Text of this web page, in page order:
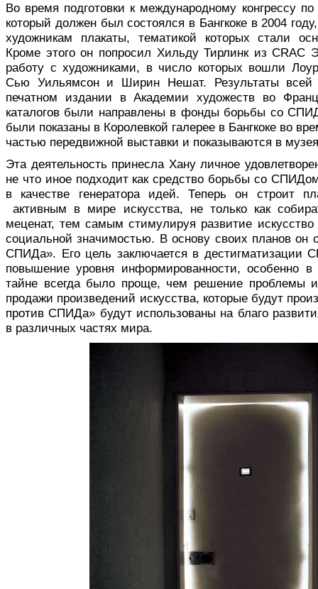
Во время подготовки к международному конгрессу
который должен был состоялся в Бангкоке в 2004
художникам плакаты, тематикой которых стали
Кроме этого он попросил Хильду Тирлинк из CRAC
работу с художниками, в число которых вошли
Сью Уильямсон и Ширин Нешат. Результаты
печатном издании в Академии художеств во
каталогов были направлены в фонды борьбы со
были показаны в Королевкой галерее в Бангкоке во
частью передвижной выставки и показываются в
Эта деятельность принесла Хану личное
не что иное подходит как средство борьбы со
в качестве генератора идей. Теперь он строит
активным в мире искусства, не только как
меценат, тем самым стимулируя развитие искусство
социальной значимостью. В основу своих планов он
СПИДа». Его цель заключается в дестигматизации
повышение уровня информированности, особенно
тайне всегда было проще, чем решение проблемы
продажи произведений искусства, которые будут
против СПИДа» будут использованы на благо
в различных частях мира.